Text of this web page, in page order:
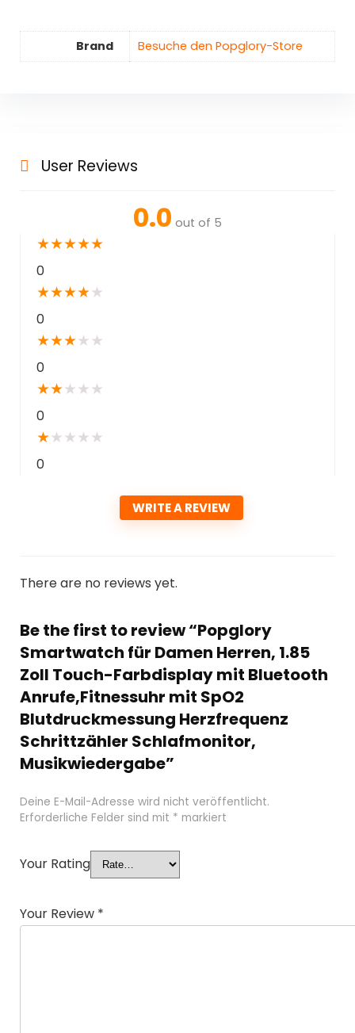
Brand Besuche den Popglory-Store
User Reviews
0.0 out of 5
★★★★★
0
★★★★★
0
★★★★ ★
0
★★★ ★ ★
0
★★ ★ ★ ★
0
WRITE A REVIEW
There are no reviews yet.
Be the first to review “Popglory
Smartwatch für Damen Herren, 1.85
Zoll Touch-Farbdisplay mit Bluetooth
Anrufe,Fitnessuhr mit SpO2
Blutdruckmessung Herzfrequenz
Schrittzähler Schlafmonitor,
Musikwiedergabe”
Deine E-Mail-Adresse wird nicht veröffentlicht.
Erforderliche Felder sind mit * markiert
Your Rating
Your Review *